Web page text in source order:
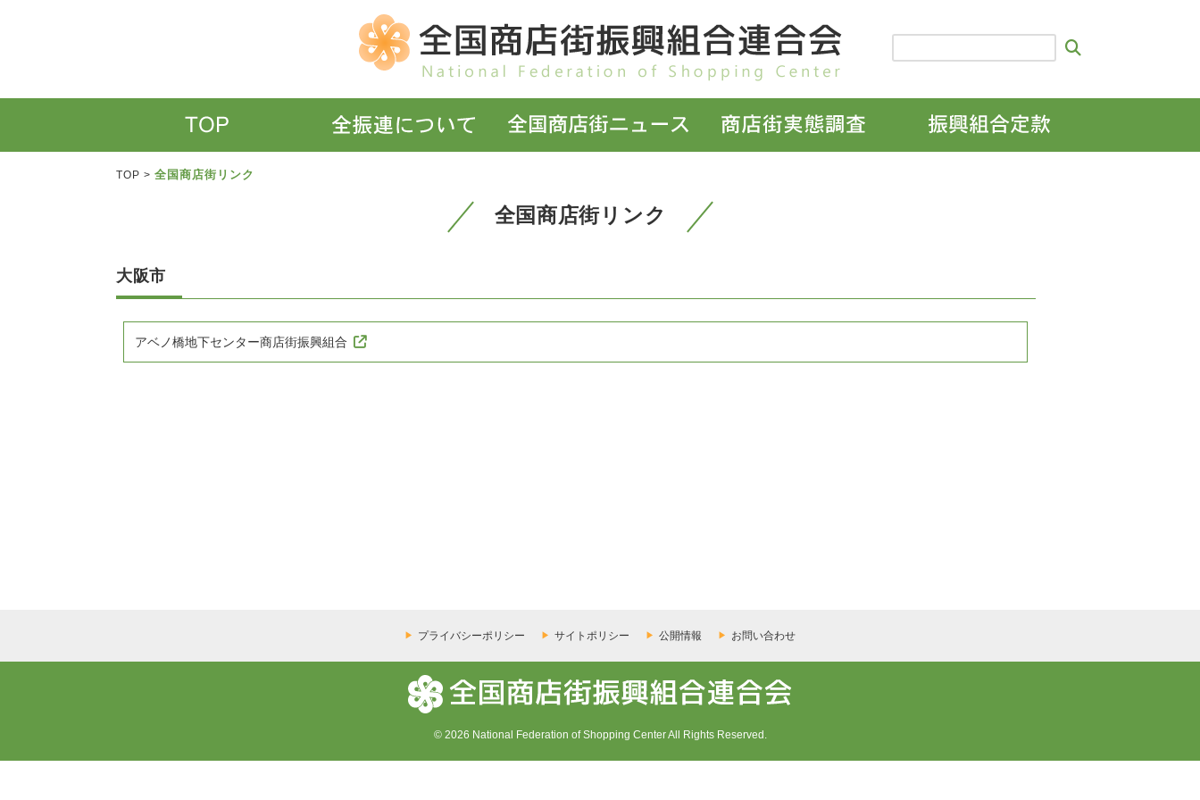
TOP > 全国商店街リンク
全国商店街リンク
大阪市
アベノ橋地下センター商店街振興組合
プライバシーポリシー サイトポリシー 公開情報 お問い合わせ
© 2026 National Federation of Shopping Center All Rights Reserved.